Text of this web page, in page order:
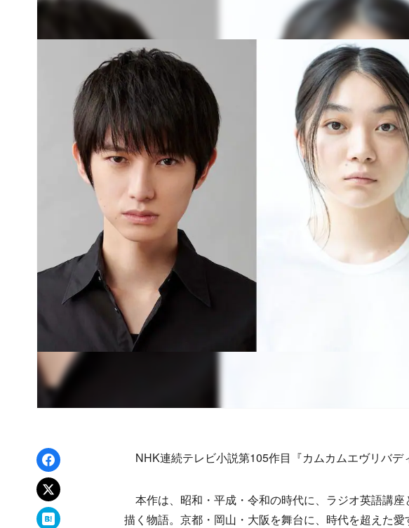
Facebookでシェア
xでポスト
はてなブックマーク
NHK連続テレビ小説第105作目『カムカムエヴリバデ
本作は、昭和・平成・令和の時代に、ラジオ英語講
描く物語。京都・岡山・大阪を舞台に、時代を超えた